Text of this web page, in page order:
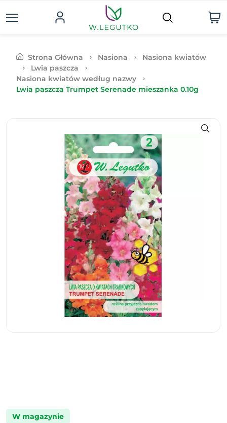
Strona Główna Nasiona
Nasiona kwiatów
Lwia paszcza
Nasiona kwiatów według nazwy
Lwia paszcza Trumpet Serenade mieszanka 0.10g
W magazynie